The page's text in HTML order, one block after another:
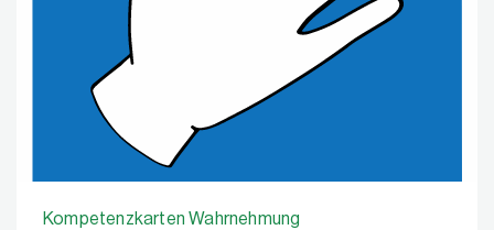
Kompetenzkarten Wahrnehmung